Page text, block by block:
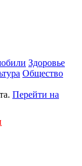
Здоровье
Общество
Перейти на